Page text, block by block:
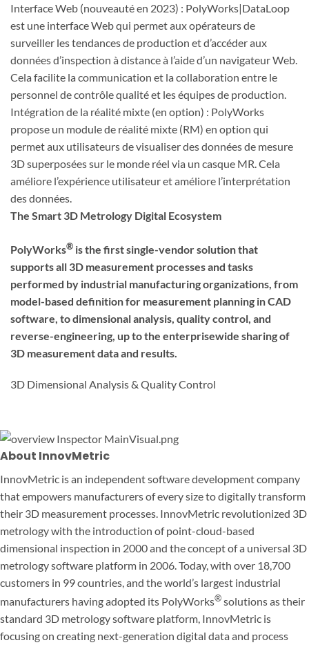
Interface Web (nouveauté en 2023) : PolyWorks|DataLoop
est une interface Web qui permet aux opérateurs de
surveiller les tendances de production et d’accéder aux
données d’inspection à distance à l’aide d’un navigateur Web.
Cela facilite la communication et la collaboration entre le
personnel de contrôle qualité et les équipes de production.
Intégration de la réalité mixte (en option) : PolyWorks
propose un module de réalité mixte (RM) en option qui
permet aux utilisateurs de visualiser des données de mesure
3D superposées sur le monde réel via un casque MR. Cela
améliore l’expérience utilisateur et améliore l’interprétation
des données.
The Smart 3D Metrology Digital Ecosystem
PolyWorks® is the first single-vendor solution that
supports all 3D measurement processes and tasks
performed by industrial manufacturing organizations, from
model-based definition for measurement planning in CAD
software, to dimensional analysis, quality control, and
reverse-engineering, up to the enterprisewide sharing of
3D measurement data and results.
3D Dimensional Analysis & Quality Control
About InnovMetric
InnovMetric is an independent software development company
that empowers manufacturers of every size to digitally transform
their 3D measurement processes. InnovMetric revolutionized 3D
metrology with the introduction of point-cloud-based
dimensional inspection in 2000 and the concept of a universal 3D
metrology software platform in 2006. Today, with over 18,700
customers in 99 countries, and the world’s largest industrial
manufacturers having adopted its PolyWorks®solutions as their
standard 3D metrology software platform, InnovMetric is
focusing on creating next-generation digital data and process